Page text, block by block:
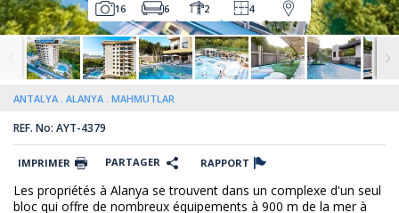
16 6 2 4
ANTALYA ALANYA MAHMUTLAR
REF. No: AYT-4379
IMPRIMER PARTAGER RAPPORT
Les propriétés à Alanya se trouvent dans un complexe d'un seul
bloc qui offre de nombreux équipements à 900 m de la mer à